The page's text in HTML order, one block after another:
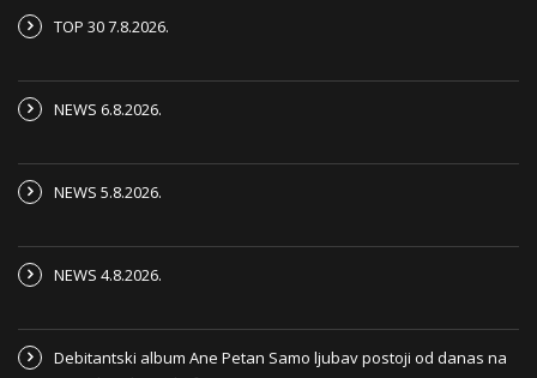
TOP 30 7.8.2026.
NEWS 6.8.2026.
NEWS 5.8.2026.
NEWS 4.8.2026.
Debitantski album Ane Petan Samo ljubav postoji od danas na